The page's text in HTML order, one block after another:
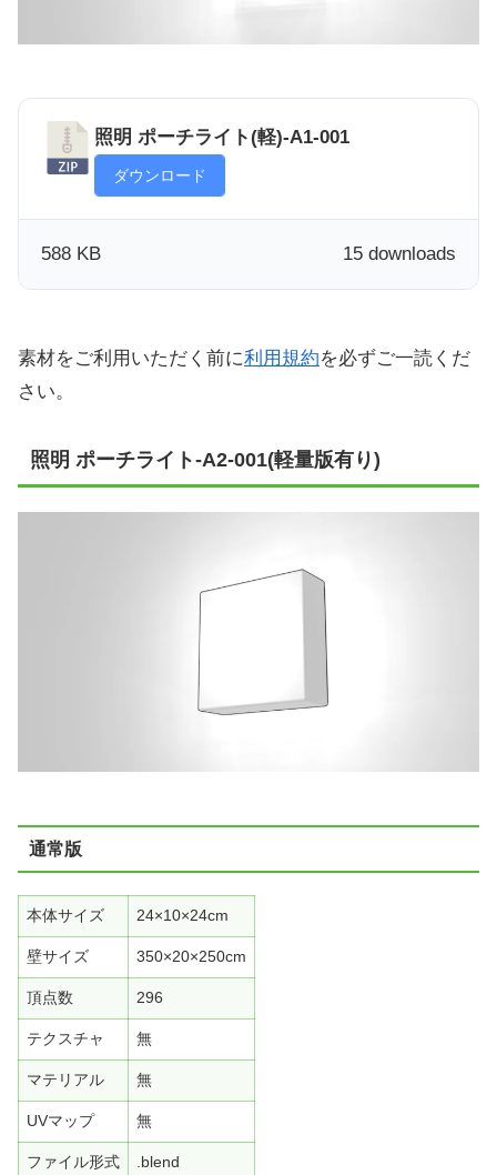
照明 ポーチライト(軽)-A1-001
ダウンロード
15 downloads
588 KB
素材をご利用いただく前に利用規約を必ずご一読くだ
さい。
照明 ポーチライト-A2-001(軽量版有り)
通常版
本体サイズ 24×10×24cm
壁サイズ 350×20×250cm
頂点数 296
テクスチャ 無
マテリアル 無
UVマップ 無
ファイル形式 .blend